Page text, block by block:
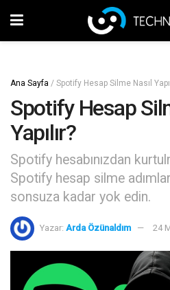
Ana Sayfa / Spotify Hesap Silme Nasıl
Spotify Hesap
Yapılır?
Spotify hesabınızdan
Spotify hesap silme
sonsuza kadar yok edin.
Yazar: Arda Özünaldım 24